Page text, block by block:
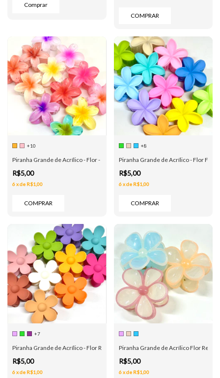
COMPRAR
+10
Piranha Grande de Acrílico - Flor - 13 Cores
R$5,00
6xde R$1,00
COMPRAR
+8
Piranha Grande de Acrílico - Flor
R$5,00
6 xde R$1,00
COMPRAR
+7
Piranha Grande de Acrílico - Flor Redonda - 10 Cores
R$5,00
6xde R$1,00
Piranha Grande de Acrílico Flor
R$5,00
6 xde R$1,00